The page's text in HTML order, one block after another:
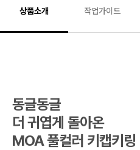
상품소개 작업가이드
동글동글
더 귀엽게 돌아온
MOA 풀컬러 키캡키링